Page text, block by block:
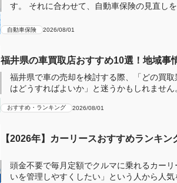
す。 それに合わせて、自動車保険の見直し
自動車保険 2026/08/01
福井県の車買取店おすすめ10選！地域事
福井県で車の売却を検討する際、「どの買
はどうすればよいか」と迷うかもしれませ
おすすめ・ランキング 2026/08/01
【2026年】カーリースおすすめランキ
頭金不要で毎月定額でクルマに乗れるカー
いを管理しやすくしたい」という人から人気を集めています。 こ